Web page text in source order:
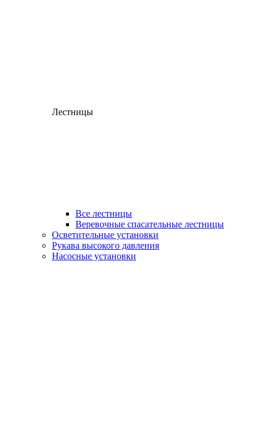
Лестницы
Все лестницы
Веревочные спасательные лестницы
Осветительные установки
Рукава высокого давления
Насосные установки